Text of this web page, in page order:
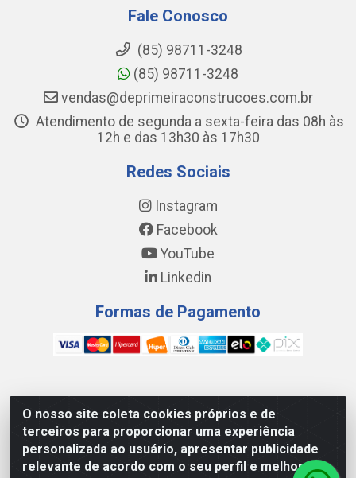
O nosso site coleta cookies próprios e de
terceiros para proporcionar uma experiência
personalizada ao usuário, apresentar publicidade
relevante de acordo com o seu perfil e melhorar a
Fale Conosco
(85) 98711-3248
(85) 98711-3248
vendas@deprimeiraconstrucoes.com.br
Atendimento de segunda a sexta-feira das 08h às
12h e das 13h30 às 17h30
Redes Sociais
Instagram
Facebook
YouTube
Linkedin
Formas de Pagamento
WING DISTRIBUIDORA COMÉRCIO E LOGÍSTICA DE MATERIAL
DE CONSTRUÇÕES LTDA - AV. DA INTEGRAÇÃO, 790 -
PATRÍCIA GOMES, CAUCAIA/CE - CEP 61.604-505 - CNPJ
17.523.384/0001-20